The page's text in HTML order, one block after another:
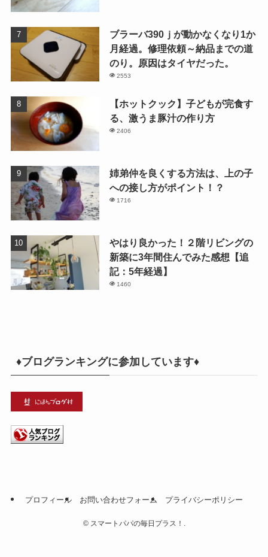
ブラーバ390ｊが動かなくなり1か
月経過。修理依頼～納品までの道
のり。原因はタイヤだった。
2553
【ホットクック】子どもが完食す
る、激うま豚汁の作り方
2406
姉弟仲を良くする方法は、上の子
への接し方がポイント！？
1716
やはり良かった！２階リビングの
新築に3年間住んでみた感想【追
記：5年経過】
1460
♦ブログランキングに参加しています♦
プロフィール お問い合わせフォーム プライバシーポリシー
©スマートパパの毎日プラス！.